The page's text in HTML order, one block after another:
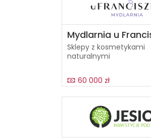
Mydlarnia u
Sklepy z kosmetykami
naturalnymi
60 000 zł